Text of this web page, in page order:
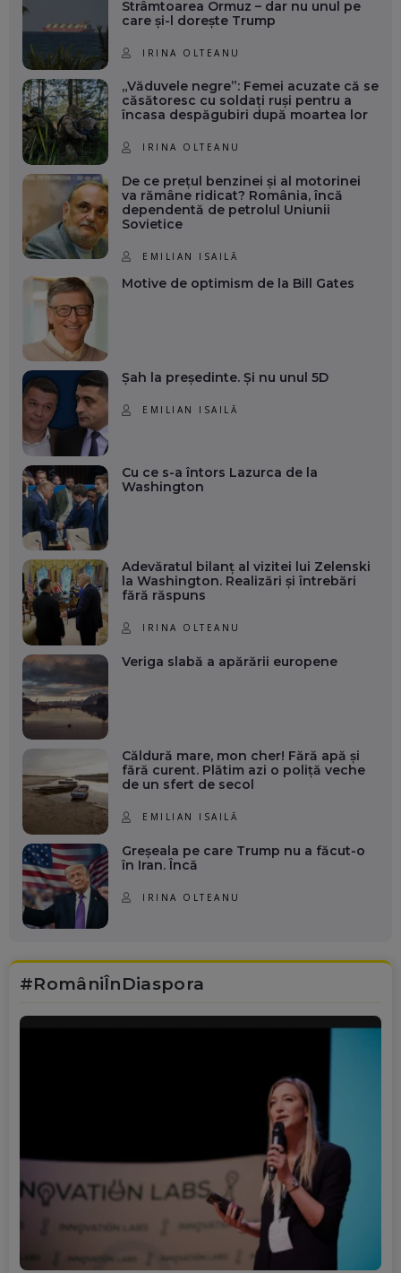
Strâmtoarea Ormuz – dar nu unul pe
care și-l dorește Trump
IRINA OLTEANU
„Văduvele negre”: Femei acuzate că se
căsătoresc cu soldați ruși pentru a
încasa despăgubiri după moartea lor
IRINA OLTEANU
De ce prețul benzinei și al motorinei
va rămâne ridicat? România, încă
dependentă de petrolul Uniunii
Sovietice
EMILIAN ISAILĂ
Motive de optimism de la Bill Gates
Șah la președinte. Și nu unul 5D
EMILIAN ISAILĂ
Cu ce s-a întors Lazurca de la
Washington
Adevăratul bilanț al vizitei lui Zelenski
la Washington. Realizări și întrebări
fără răspuns
IRINA OLTEANU
Veriga slabă a apărării europene
Căldură mare, mon cher! Fără apă și
fără curent. Plătim azi o poliță veche
de un sfert de secol
EMILIAN ISAILĂ
Greșeala pe care Trump nu a făcut-o
în Iran. Încă
IRINA OLTEANU
#RomâniÎnDiaspora